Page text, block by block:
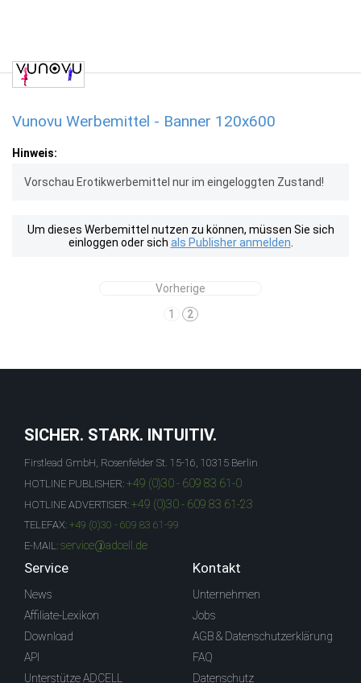
Vunovu Werbemittel - Banner 120x600
Hinweis:
Vorschau Erotikwerbemittel nur im eingeloggten Zustand!
Um dieses Werbemittel nutzen zu können, müssen Sie sich
einloggen oder sich als Publisher anmelden
Vorherige
1
2
SICHER. STARK. INTUITIV.
Firstlead GmbH, Rosenfelder St. 15-16, 10315 Berlin
HOTLINE PUBLISHER: +49 (0)30 - 609 83 61-0
HOTLINE ADVERTISER: +49 (0)30 - 609 83 61-23
TELEFAX: +49 (0)30 - 609 83 61-99
E-MAIL: service@adcell.de
Service
News
Affiliate-Lexikon
Download
API
Unterstütze ADCELL
Kontakt
Unternehmen
Jobs
AGB & Datenschutzerklärung
FAQ
Datenschutz